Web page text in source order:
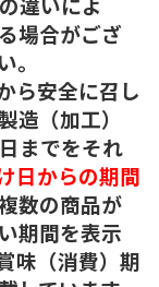
場合がござ
。
ら安全に召し
造（加工）
までをそれ
日からの期間
数の商品が
期間を表示
味（消費）期